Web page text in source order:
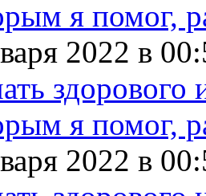
я помог,
2022 в
я помог,
2022 в